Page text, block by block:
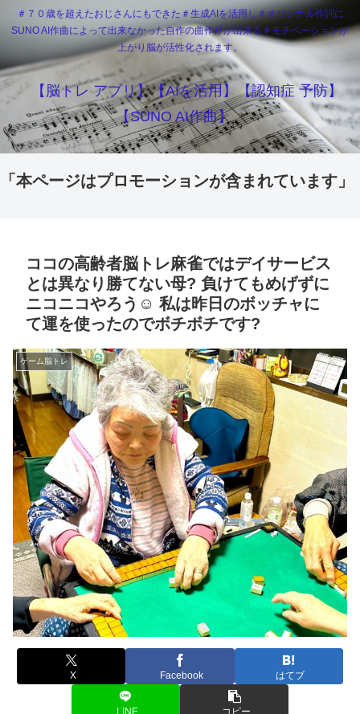
＃７０歳を超えたおじさんにもできた＃生成AIを活用し＃オリジナル作詞に
SUNO AI作曲によって出来なかった自作の曲作りが出来る＃モチベーションが
上がり脳が活性化されます。
【脳トレ アプリ】【AIを活用】【認知症 予防】
【SUNO AI作曲】
「本ページはプロモーションが含まれています」
ココの高齢者脳トレ麻雀ではデイサービス
とは異なり勝てない母?️ 負けてもめげずに
ニコニコやろう☺️ 私は昨日のボッチャに
て運を使ったのでボチボチです?
ゲーム脳トレ
X Facebook はてブ
LINE コピー